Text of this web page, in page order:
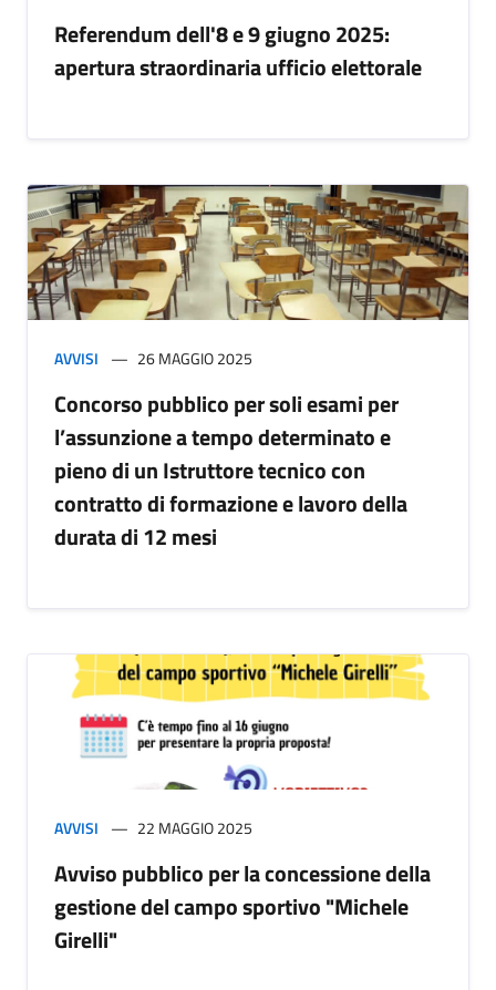
Referendum dell'8 e 9 giugno 2025:
apertura straordinaria ufficio elettorale
AVVISI 26 MAGGIO 2025
Concorso pubblico per soli esami per
l’assunzione a tempo determinato e
pieno di un Istruttore tecnico con
contratto di formazione e lavoro della
durata di 12 mesi
AVVISI 22 MAGGIO 2025
Avviso pubblico per la concessione della
gestione del campo sportivo "Michele
Girelli"